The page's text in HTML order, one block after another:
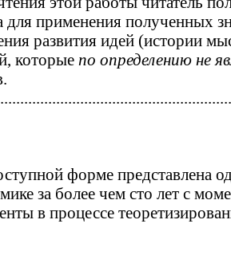
для применения полученных
развития идей (истории
которые по определению не
форме представлена
за более чем сто лет с
в процессе